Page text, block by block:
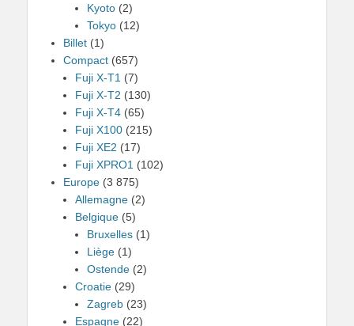
Kyoto (2)
Tokyo (12)
Billet (1)
Compact (657)
Fuji X-T1 (7)
Fuji X-T2 (130)
Fuji X-T4 (65)
Fuji X100 (215)
Fuji XE2 (17)
Fuji XPRO1 (102)
Europe (3 875)
Allemagne (2)
Belgique (5)
Bruxelles (1)
Liège (1)
Ostende (2)
Croatie (29)
Zagreb (23)
Espagne (22)